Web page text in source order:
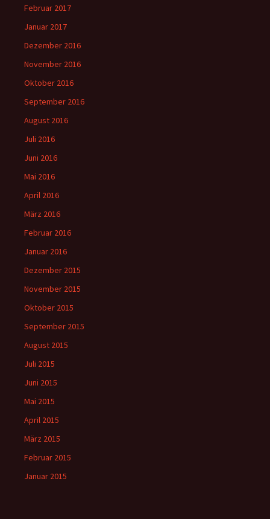
Februar 2017
Januar 2017
Dezember 2016
November 2016
Oktober 2016
September 2016
August 2016
Juli 2016
Juni 2016
Mai 2016
April 2016
März 2016
Februar 2016
Januar 2016
Dezember 2015
November 2015
Oktober 2015
September 2015
August 2015
Juli 2015
Juni 2015
Mai 2015
April 2015
März 2015
Februar 2015
Januar 2015